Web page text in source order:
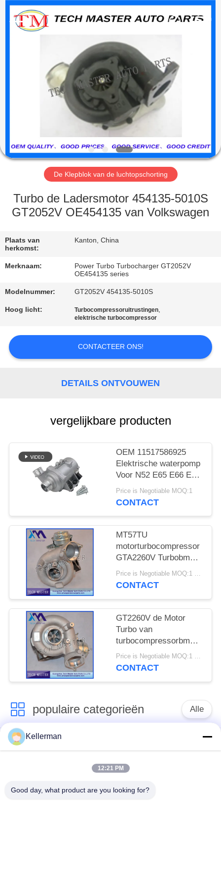
PRODUCTEN
OVER
ONS
FABRIEKSRONDLEIDING
NEEM
CONTACT
MET
ONS
NIEUWS
AANVRAGEN
SITEMAP
PRIVACY
BELEID
master
auto
De Klepblok van de luchtopschorting
Turbo de Ladersmotor 454135-5010S
GT2052V OE454135 van Volkswagen
Plaats van
herkomst:
Kanton, China
Merknaam:
Power Turbo Turbocharger GT2052V
OE454135 series
Modelnummer: GT2052V 454135-5010S
Hoog licht: Turbocompressoruitrustingen,
elektrische turbocompressor
CONTACTEER ONS!
DETAILS ONTVOUWEN
vergelijkbare producten
OEM 11517586925
Elektrische waterpomp
Voor N52 E65 E66 E60
E61 E90 E91 Auto
koelwaterpomp
Price is Negotiable MOQ:1
CONTACT
MT57TU
motorturbocompressor
GTA2260V Turbobmw
E53 OE 791044E
7791046F
Price is Negotiable MOQ:1 stk
CONTACT
GT2260V de Motor
Turbo van
turbocompressorbmw
X5 742417-0001
753392-5015S M57TU
Price is Negotiable MOQ:1 stk
CONTACT
populaire categorieën Alle
De Schok van de
luchtopschorting
luchtopschorting
Benz de Delen
BMW-de Delen van
Kellerman
12:21 PM
Good day, what product are you looking for?